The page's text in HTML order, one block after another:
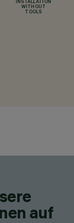
INSTALLATION
WITHOUT
TOOLS
auf